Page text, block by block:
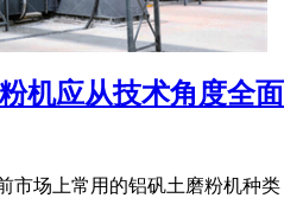
机应从技术角度全面
市场上常用的铝矾土磨粉机种类